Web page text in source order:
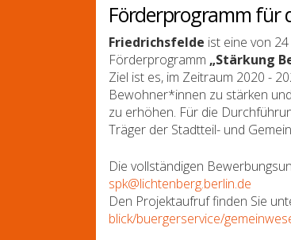
Förderprogramm für
Friedrichsfelde ist eine von
Förderprogramm „Stärkung
Ziel ist es, im Zeitraum 2020 -
Bewohner*innen zu stärken
zu erhöhen. Für die
Träger der Stadtteil- und
Die vollständigen
spk@lichtenberg.berlin.de
Den Projektaufruf finden Sie
blick/buergerservice/